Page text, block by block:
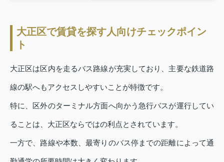
大正区で賃貸を探す人向けチェックポイン
ト
大正区は区内を走るバス路線が充実しており、主要な鉄道路
線の駅へもアクセスしやすいことが特徴です。
特に、区外のターミナル方面へ向かう急行バスが運行してい
ることは、大正区ならではの利点とされています。
一方で、路線や本数、最寄りのバス停までの距離によって通